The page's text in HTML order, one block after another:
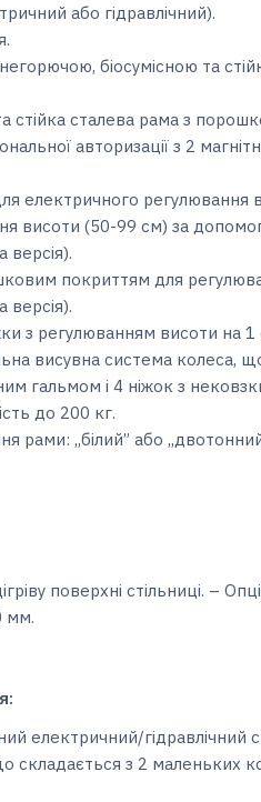
або гідравлічний).
біосумісною та
стійка сталева рама з
авторизації з 2
електричного регулювання
висоти (50-99 см) за
версія).
покриттям для
версія).
з регулюванням висоти на
висувна система колеса,
гальмом і 4 ніжок з
до 200 кг.
рами: ,,білий” або
поверхні стільниці. –
мм.
електричний/гідравлічний
з 2 маленьких